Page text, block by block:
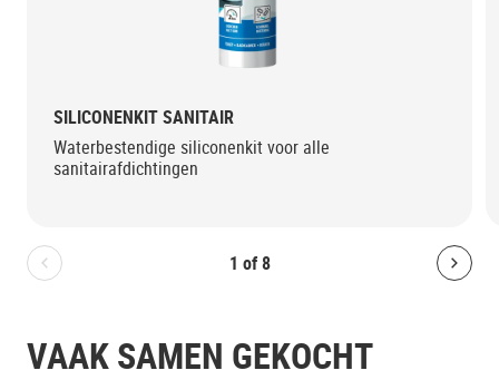
1 of 8
Bolton.General.PreviousSlide
SILICONENKIT SANITAIR
Waterbestendige siliconenkit voor alle
sanitairafdichtingen
VAAK SAMEN GEKOCHT